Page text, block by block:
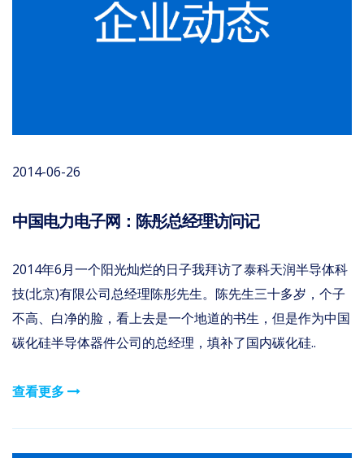
2014-06-26
中国电力电子网：陈彤总经理访问记
2014年6月一个阳光灿烂的日子我拜访了泰科天润半导体科
技(北京)有限公司总经理陈彤先生。陈先生三十多岁，个子
不高、白净的脸，看上去是一个地道的书生，但是作为中国
碳化硅半导体器件公司的总经理，填补了国内碳化硅..
查看更多